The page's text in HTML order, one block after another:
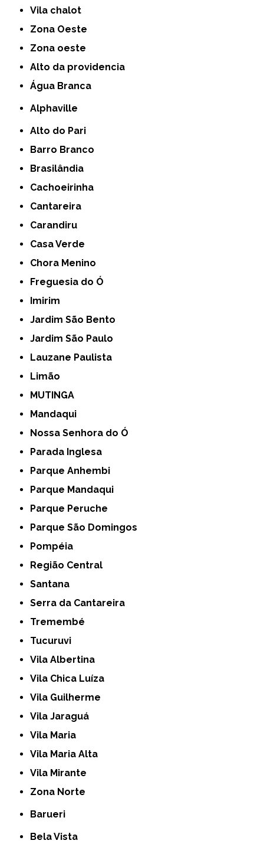
Vila chalot
Zona Oeste
Zona oeste
alto da providencia
Água Branca
Alphaville
Alto do Pari
Barro Branco
Brasilândia
Cachoeirinha
Cantareira
Carandiru
Casa Verde
Chora Menino
Freguesia do Ó
Imirim
Jardim São Bento
Jardim São Paulo
Lauzane Paulista
Limão
MUTINGA
Mandaqui
Nossa Senhora do Ó
Parada Inglesa
Parque Anhembi
Parque Mandaqui
Parque Peruche
Parque São Domingos
Pompéia
Região Central
Santana
Serra da Cantareira
Tremembé
Tucuruvi
Vila Albertina
Vila Chica Luíza
Vila Guilherme
Vila Jaraguá
Vila Maria
Vila Maria Alta
Vila Mirante
Zona Norte
Barueri
Bela Vista